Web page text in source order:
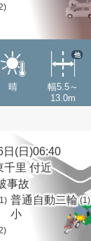
晴
幅5.5～
13.0m
他
日(日)06:40
千里 付近
事故
普通自動二輪
小
(1)